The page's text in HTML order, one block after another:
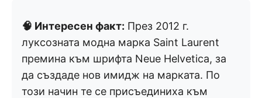
🧠 Интересен факт: През 2012 г.
луксозната модна марка Saint Laurent
премина към шрифта Neue Helvetica, за
да създаде нов имидж на марката. По
този начин те се присъединиха към